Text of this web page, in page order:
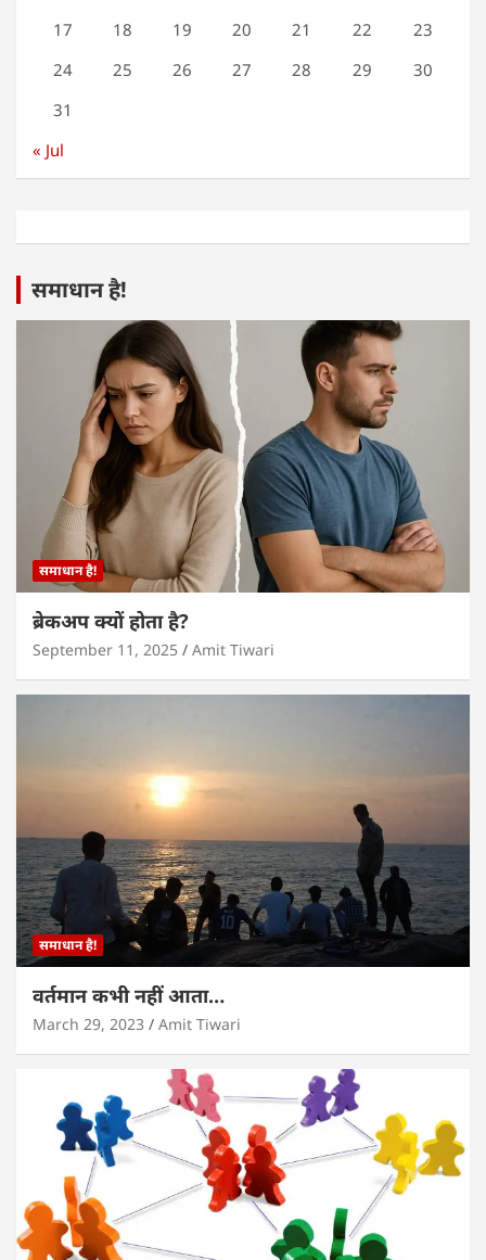
17
18 19 20 21 22
23
24
25 26 27 28 29
30
31
« Jul
समाधान है!
समाधान है!
ब्रेकअप क्यों होता है?
September 11, 2025 Amit Tiwari
समाधान है!
वर्तमान कभी नहीं आता…
March 29, 2023 Amit Tiwari